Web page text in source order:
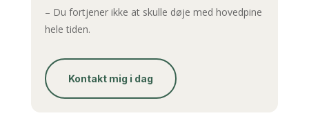
– Du fortjener ikke at skulle døje med hovedpine
hele tiden.
Kontakt mig i dag